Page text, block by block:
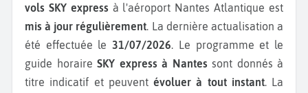
vols SKY express à l'aéroport Nantes Atlantique est
mis à jour régulièrement. La dernière actualisation a
été effectuée le31/07/2026. Le programme et le
guide horaire SKY express à Nantes sont donnés à
titre indicatif et peuvent évoluer à tout instant. La